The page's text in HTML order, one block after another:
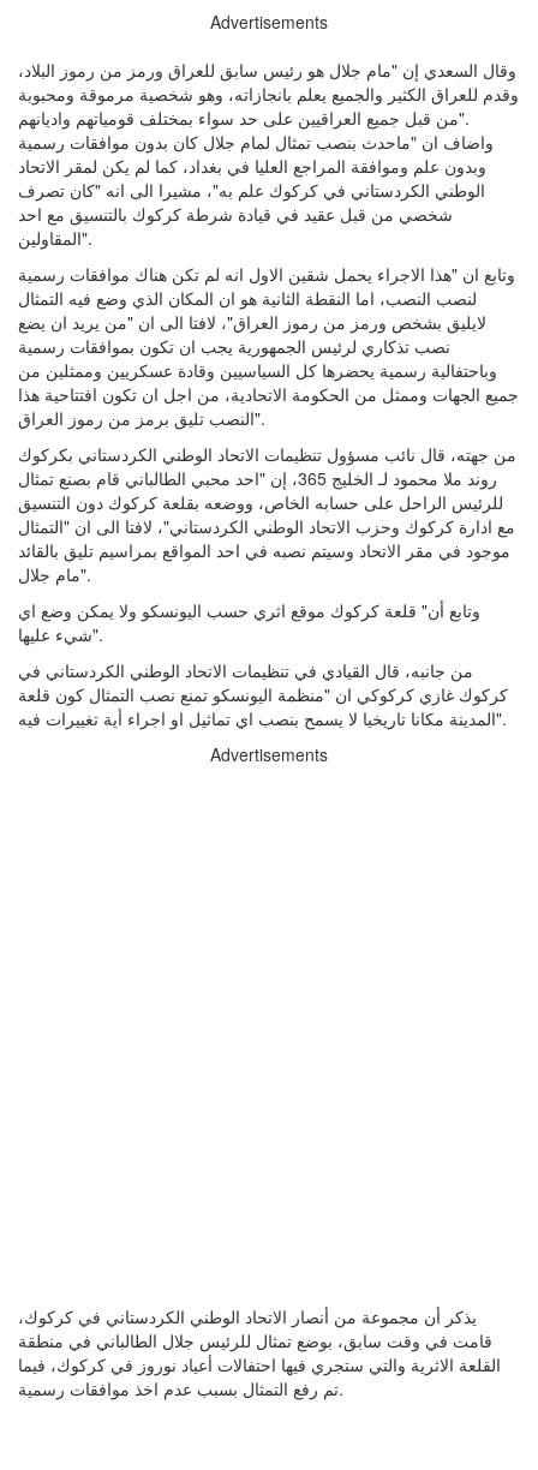
Advertisements
وقال السعدي إن "مام جلال هو رئيس سابق للعراق ورمز من رموز البلاد،
وقدم للعراق الكثير والجميع يعلم بانجازاته، وهو شخصية مرموقة ومحبوبة
من قبل جميع العراقيين على حد سواء بمختلف قومياتهم واديانهم".
واضاف ان "ماحدث بنصب تمثال لمام جلال كان بدون موافقات رسمية
وبدون علم وموافقة المراجع العليا في بغداد، كما لم يكن لمقر الاتحاد
الوطني الكردستاني في كركوك علم به"، مشيرا الى انه "كان تصرف
شخصي من قبل عقيد في قيادة شرطة كركوك بالتنسيق مع احد
المقاولين".
وتابع ان "هذا الاجراء يحمل شقين الاول انه لم تكن هناك موافقات رسمية
لنصب النصب، اما النقطة الثانية هو ان المكان الذي وضع فيه التمثال
لايليق بشخص ورمز من رموز العراق"، لافتا الى ان "من يريد ان يضع
نصب تذكاري لرئيس الجمهورية يجب ان تكون بموافقات رسمية
وباحتفالية رسمية يحضرها كل السياسيين وقادة عسكريين وممثلين من
جميع الجهات وممثل من الحكومة الاتحادية، من اجل ان تكون افتتاحية هذا
النصب تليق برمز من رموز العراق".
من جهته، قال نائب مسؤول تنظيمات الاتحاد الوطني الكردستاني بكركوك
روند ملا محمود لـ الخليج 365، إن "احد محبي الطالباني قام بصنع تمثال
للرئيس الراحل على حسابه الخاص، ووضعه بقلعة كركوك دون التنسيق
مع ادارة كركوك وحزب الاتحاد الوطني الكردستاني"، لافتا الى ان "التمثال
موجود في مقر الاتحاد وسيتم نصبه في احد المواقع بمراسيم تليق بالقائد
مام جلال".
وتابع أن" قلعة كركوك موقع اثري حسب اليونسكو ولا يمكن وضع اي
شيء عليها".
من جانبه، قال القيادي في تنظيمات الاتحاد الوطني الكردستاني في
كركوك غازي كركوكي ان "منظمة اليونسكو تمنع نصب التمثال كون قلعة
المدينة مكانا تاريخيا لا يسمح بنصب اي تماثيل او اجراء أية تغييرات فيه".
Advertisements
يذكر أن مجموعة من أنصار الاتحاد الوطني الكردستاني في كركوك،
قامت في وقت سابق، بوضع تمثال للرئيس جلال الطالباني في منطقة
القلعة الاثرية والتي ستجري فيها احتفالات أعياد نوروز في كركوك، فيما
تم رفع التمثال بسبب عدم اخذ موافقات رسمية.